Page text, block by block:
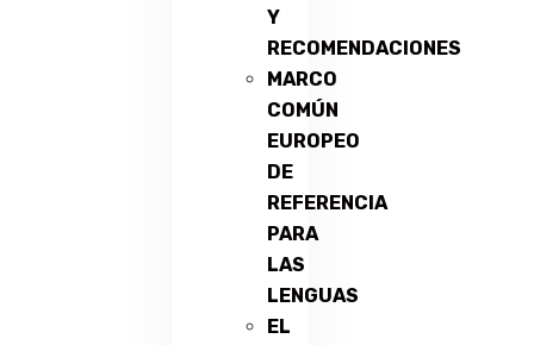
Y
RECOMENDACIONES
MARCO
COMÚN
EUROPEO
DE
REFERENCIA
PARA
LAS
LENGUAS
EL